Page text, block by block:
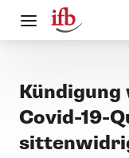
Kündigung
Covid-19-